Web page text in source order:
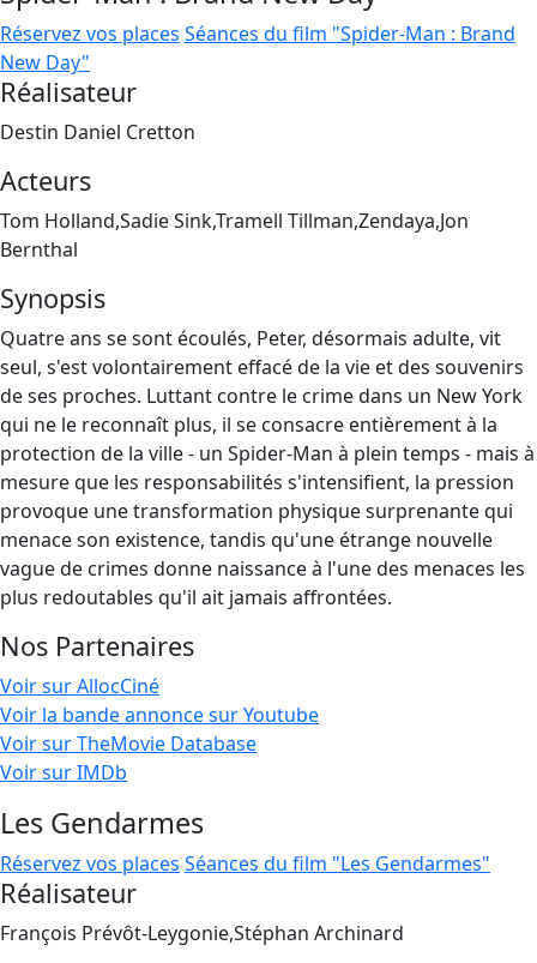
Réservez vos places Séances du film "Spider-Man : Brand
New Day"
Réalisateur
Destin Daniel Cretton
Acteurs
Tom Holland,Sadie Sink,Tramell Tillman,Zendaya,Jon
Bernthal
Synopsis
Quatre ans se sont écoulés, Peter, désormais adulte, vit
seul, s'est volontairement effacé de la vie et des souvenirs
de ses proches. Luttant contre le crime dans un New York
qui ne le reconnaît plus, il se consacre entièrement à la
protection de la ville - un Spider-Man à plein temps - mais à
mesure que les responsabilités s'intensifient, la pression
provoque une transformation physique surprenante qui
menace son existence, tandis qu'une étrange nouvelle
vague de crimes donne naissance à l'une des menaces les
plus redoutables qu'il ait jamais affrontées.
Nos Partenaires
Voir sur AllocCiné
Voir la bande annonce sur Youtube
Voir sur TheMovie Database
Voir sur IMDb
Les Gendarmes
Réservez vos places Séances du film "Les Gendarmes"
Réalisateur
François Prévôt-Leygonie,Stéphan Archinard